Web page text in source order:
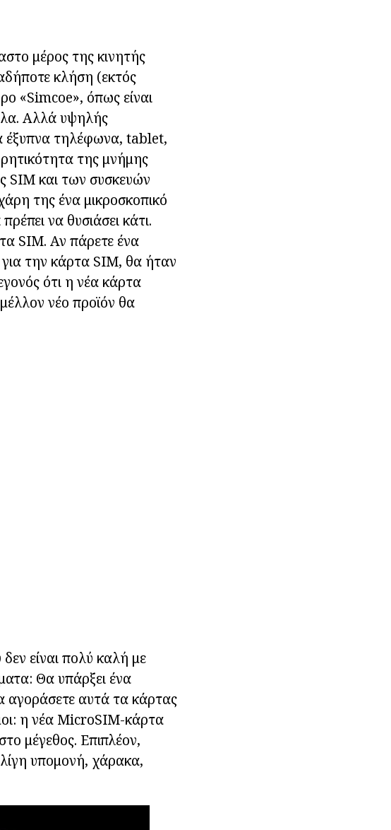
μέρος της κινητής
κλήση (εκτός
«Simcoe», όπως είναι
Αλλά υψηλής
έξυπνα τηλέφωνα, tablet,
της μνήμης
SIM και των συσκευών
της ένα μικροσκοπικό
να θυσιάσει κάτι.
SIM. Αν πάρετε ένα
την κάρτα SIM, θα ήταν
ότι η νέα κάρτα
νέο προϊόν θα
είναι πολύ καλή με
Θα υπάρξει ένα
αγοράσετε αυτά τα κάρτας
η νέα MicroSIM-κάρτα
μέγεθος. Επιπλέον,
υπομονή, χάρακα,